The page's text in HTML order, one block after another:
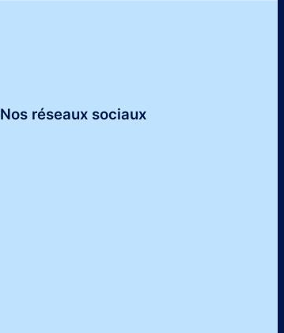
Nos réseaux sociaux